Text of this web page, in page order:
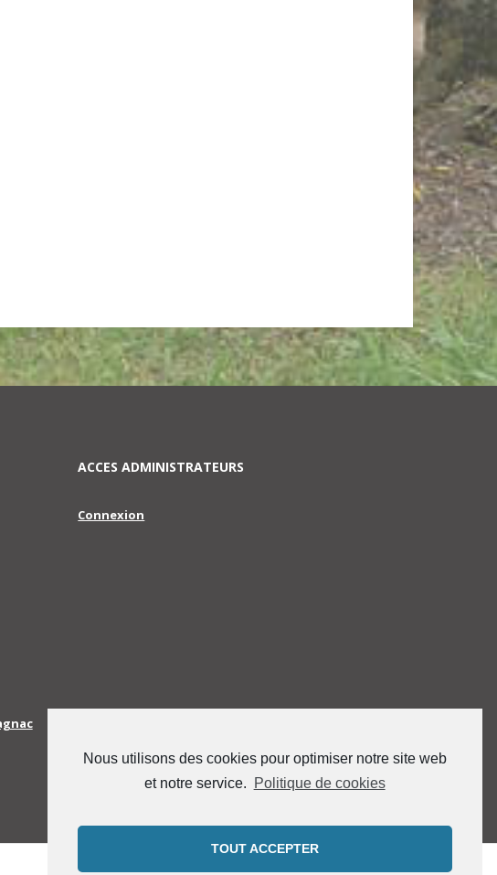
Nous utilisons des cookies pour optimiser notre site web
et notre service.
Politique de cookies
TOUT ACCEPTER
ACCES ADMINISTRATEURS
Connexion